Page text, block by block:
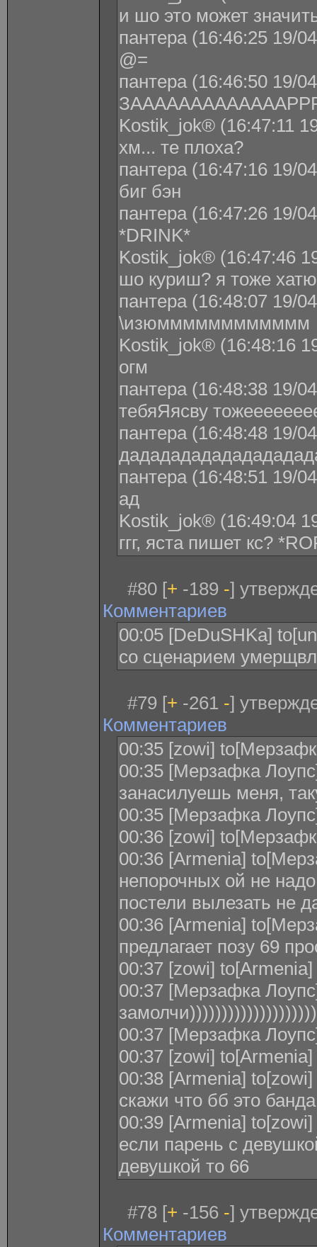
и шо это может
пантера (16:46:25 19/
@=
пантера (16:46:50 19/
Kostik_jok® (16:47:11
хм... те плоха?
пантера (16:47:16 19/
биг бэн
пантера (16:47:26 19/
*DRINK*
Kostik_jok® (16:47:46
шо куриш? я тоже
пантера (16:48:07 19/
\изюмммммммммммм
Kostik_jok® (16:48:16
огм
пантера (16:48:38 19/
тебяЯясву
пантера (16:48:48 19/
пантера (16:48:51 19/
ад
Kostik_jok® (16:49:04
ггг, яста пишет кс?
#80 [+ -189 -]
Комментариев
00:05 [DeDuSHKa]
со сценарием
#79 [+ -261 -]
Комментариев
00:35 [zowi]
00:35 [Мерзафка
занасилуешь меня,
00:35 [Мерзафка
00:36 [zowi]
00:36 [Armenia]
непорочных ой не
постели вылезать не
00:36 [Armenia]
предлагает позу 69
00:37 [zowi]
00:37 [Мерзафка
00:37 [Мерзафка
00:37 [zowi]
00:38 [Armenia]
скажи что бб это
00:39 [Armenia]
если парень с
девушкой то 66
#78 [+ -156 -]
Комментариев